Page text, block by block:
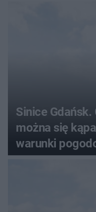
Sinice Gdańsk.
można się
warunki